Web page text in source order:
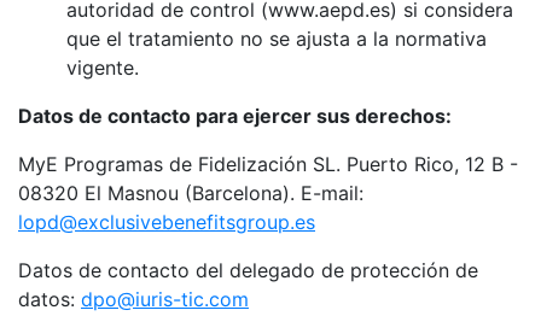
autoridad de control (www.aepd.es) si considera
que el tratamiento no se ajusta a la normativa
vigente.
Datos de contacto para ejercer sus derechos:
MyE Programas de Fidelización SL. Puerto Rico, 12 B -
08320 El Masnou (Barcelona). E-mail:
lopd@exclusivebenefitsgroup.es
Datos de contacto del delegado de protección de
datos: dpo@iuris-tic.com